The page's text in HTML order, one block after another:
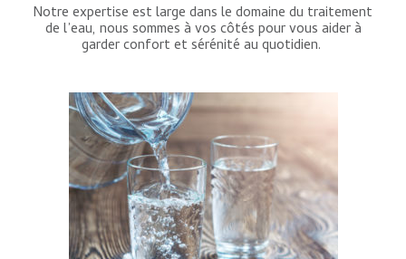
Notre expertise est large dans le domaine du traitement
de l’eau, nous sommes à vos côtés pour vous aider à
garder confort et sérénité au quotidien.